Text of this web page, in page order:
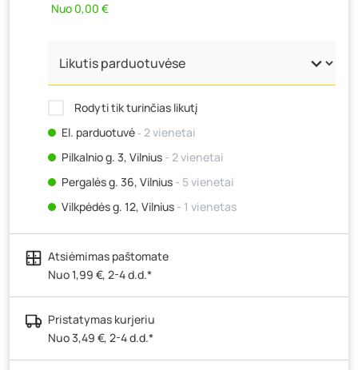
Nuo 0,00 €
Rodyti tik turinčias likutį
El. parduotuvė‐ 2 vienetai
Pilkalnio g. 3, Vilnius - 2 vienetai
Pergalės g. 36, Vilnius - 5 vienetai
Vilkpėdės g. 12, Vilnius - 1 vienetas
Ateities g. 15, Vilnius- 3 vienetai
Kauno r., Narsiečių k., Vytauto g. 183, Kaunas
vienetas
Šilutės pl. 83A, Klaipėda- 0 vienetų
Pramonės g. 7, Šiauliai
Atsiėmimas paštomate
Nuo 1,99 €, 2-4 d.d.*
Pristatymas kurjeriu
Nuo 3,49 €, 2-4 d.d.*